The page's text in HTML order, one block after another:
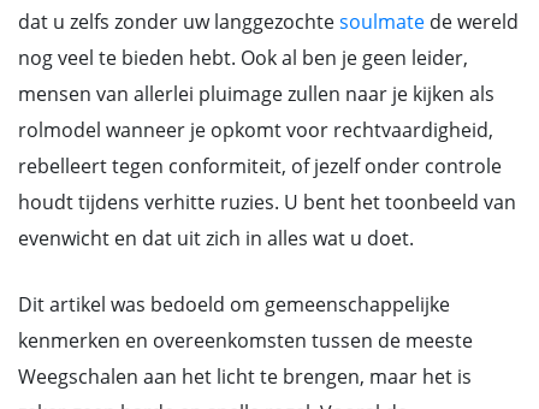
dat u zelfs zonder uw langgezochtesoulmate de wereld
nog veel te bieden hebt. Ook al ben je geen leider,
mensen van allerlei pluimage zullen naar je kijken als
rolmodel wanneer je opkomt voor rechtvaardigheid,
rebelleert tegen conformiteit, of jezelf onder controle
houdt tijdens verhitte ruzies. U bent het toonbeeld van
evenwicht en dat uit zich in alles wat u doet.
Dit artikel was bedoeld om gemeenschappelijke
kenmerken en overeenkomsten tussen de meeste
Weegschalen aan het licht te brengen, maar het is